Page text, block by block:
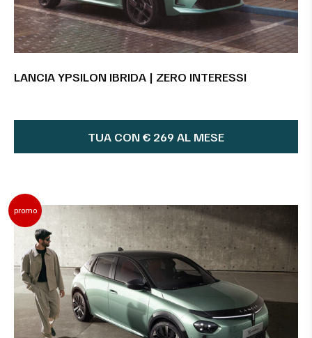
LANCIA YPSILON IBRIDA | ZERO INTERESSI
TUA CON € 269 AL MESE
promo